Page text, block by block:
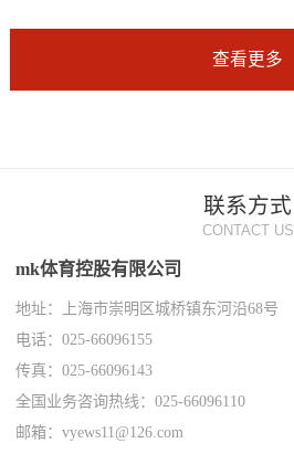
查看更多
联系方式
CONTACT US
mk体育控股有限公司
地址：上海市崇明区城桥镇东河沿68号
电话：025-66096155
传真：025-66096143
全国业务咨询热线：025-66096110
邮箱：vyews11@126.com